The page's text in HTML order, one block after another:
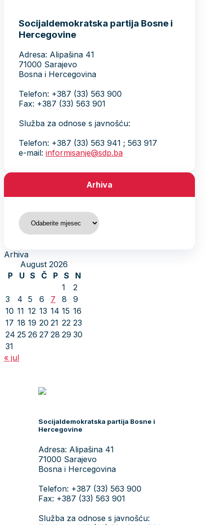
Socijaldemokratska partija Bosne i
Hercegovine
Adresa: Alipašina 41
71000 Sarajevo
Bosna i Hercegovina
Telefon: +387 (33) 563 900
Fax: +387 (33) 563 901
Služba za odnose s javnošću:
Telefon: +387 (33) 563 941 ; 563 917
e-mail: informisanje@sdp.ba
Arhiva
Arhiva
Arhiva
August 2026
P
U S Č P S
N
1
2
3
4 5 6 7 8
9
10 11 12 13 14 15 16
17 18 19 20 21 22 23
24 25 26 27 28 29 30
31
« jul
Socijaldemokratska partija Bosne i
Hercegovine
Adresa: Alipašina 41
71000 Sarajevo
Bosna i Hercegovina
Telefon: +387 (33) 563 900
Fax: +387 (33) 563 901
Služba za odnose s javnošću: